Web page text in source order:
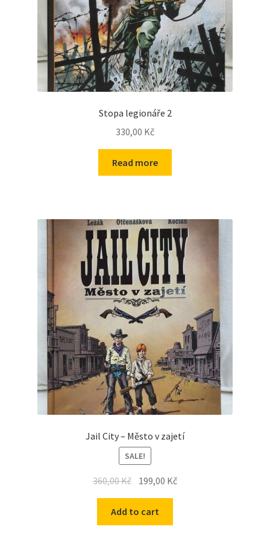
Stopa legionáře 2
330,00 Kč
Read more
Jail City – Město v zajetí
SALE!
360,00Kč 199,00 Kč
Add to cart